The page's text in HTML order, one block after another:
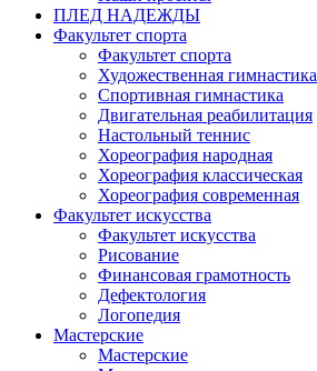
ПЛЕД НАДЕЖДЫ
Факультет спорта
Факультет спорта
Художественная гимнастика
Спортивная гимнастика
Двигательная реабилитация
Настольный теннис
Хореография народная
Хореография классическая
Хореография современная
Факультет искусства
Факультет искусства
Рисование
Финансовая грамотность
Дефектология
Логопедия
Мастерские
Мастерские